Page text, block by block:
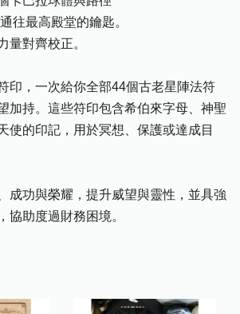
往最高殿堂的鑰匙。
量對齊校正。
印，一次給你全部44個古老星陣法符
加持。這些符印包含希伯來字母、神聖
使的印記，用於冥想、保護或達成目
成功與榮耀，提升威望與靈性，並具強
協助度過財務困境。